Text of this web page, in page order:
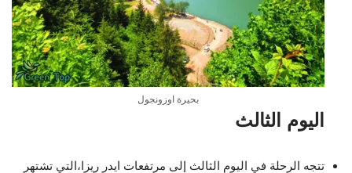
بحيرة اوزونجول
اليوم الثالث
تتجه الرحلة في اليوم الثالث إلى مرتفعات ايدر ريزا،التي تشتهر